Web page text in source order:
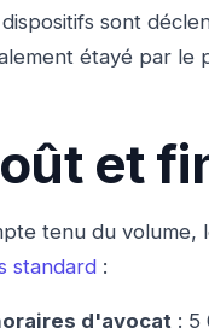
sont
étayé par le
et
tenu du volume,
standard :
d'avocat : 5